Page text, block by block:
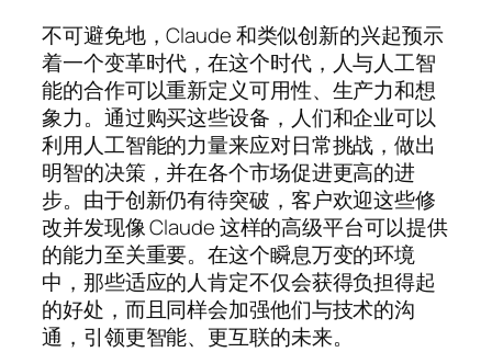
不可避免地，Claude 和类似创新的兴起预示
着一个变革时代，在这个时代，人与人工智
能的合作可以重新定义可用性、生产力和想
象力。通过购买这些设备，人们和企业可以
利用人工智能的力量来应对日常挑战，做出
明智的决策，并在各个市场促进更高的进
步。由于创新仍有待突破，客户欢迎这些修
改并发现像 Claude 这样的高级平台可以提供
的能力至关重要。在这个瞬息万变的环境
中，那些适应的人肯定不仅会获得负担得起
的好处，而且同样会加强他们与技术的沟
通，引领更智能、更互联的未来。